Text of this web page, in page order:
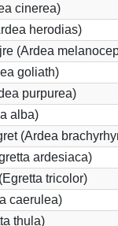
cinerea)
herodias)
(Ardea
goliath)
purpurea)
alba)
(Ardea
ardesiaca)
tricolor)
caerulea)
thula)